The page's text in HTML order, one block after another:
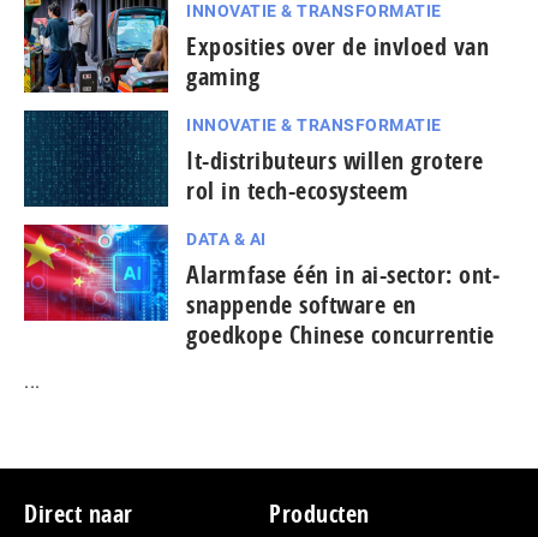
INNOVATIE & TRANSFORMATIE
Exposities over de invloed van
gaming
INNOVATIE & TRANSFORMATIE
It-dis­tri­bu­teurs willen grotere
rol in tech-ecosysteem
DATA & AI
Alarmfase één in ai-sector: ont­
snap­pen­de software en
goedkope Chinese con­cur­ren­tie
...
Footer
Direct naar Producten